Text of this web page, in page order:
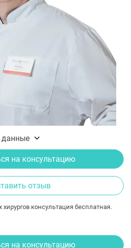
данные
на консультацию
отзыв
консультация бесплатная.
на консультацию